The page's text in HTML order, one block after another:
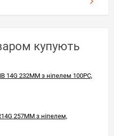
купують
14G 232MM з ніпелем 100PC,
257MM з ніпелем,